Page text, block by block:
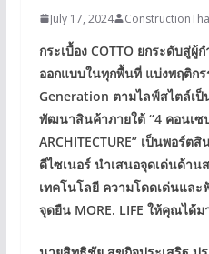
July 17, 2024
กระเบื้อง COTTO ยกระดับสู่ผู้
ออกแบบในทุกพื้นที่ แบ่งพฤติก
Generation ตามไลฟ์สไตล์เ
พัฒนาสินค้าภายใต้ “4 คอนเซ
ARCHITECTURE” เป็นพอร์
ดีไซเนอร์ นำเสนอจุดเด่นด้า
เทคโนโลยี ความโดดเด่นแล
จุดยืน MORE. LIFE ให้คุณได้ม